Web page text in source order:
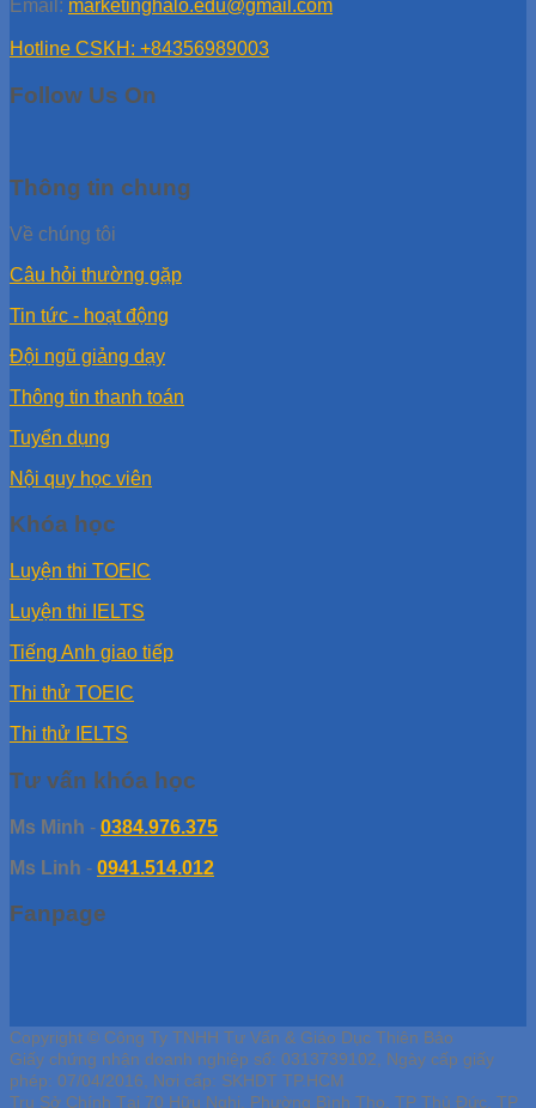
Email: marketinghalo.edu@gmail.com
Hotline CSKH: +84356989003
Follow Us On
Thông tin chung
Về chúng tôi
Câu hỏi thường gặp
Tin tức - hoạt động
Đội ngũ giảng dạy
Thông tin thanh toán
Tuyển dụng
Nội quy học viên
Khóa học
Luyện thi TOEIC
Luyện thi IELTS
Tiếng Anh giao tiếp
Thi thử TOEIC
Thi thử IELTS
Tư vấn khóa học
Ms Minh - 0384.976.375
Ms Linh - 0941.514.012
Fanpage
Copyright © Công Ty TNHH Tư Vấn & Giáo Dục Thiên Bảo
Giấy chứng nhận doanh nghiệp số: 0313739102, Ngày cấp giấy
phép: 07/04/2016, Nơi cấp: SKHDT TP.HCM
Trụ Sở Chính Tại 70 Hữu Nghị, Phường Bình Thọ, TP Thủ Đức, TP